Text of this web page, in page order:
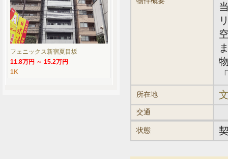
所在地
交通
状態
フェニックス新宿夏目坂
11.8万円 ～ 15.2万円
1K